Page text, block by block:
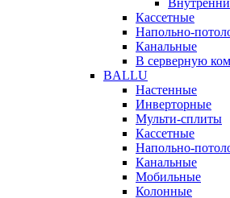
Кассетные
Напольно-
Канальные
В серверную
BALLU
Настенные
Инверторные
Мульти-сплиты
Кассетные
Напольно-
Канальные
Мобильные
Колонные